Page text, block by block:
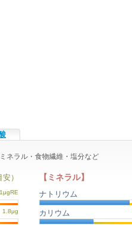
ネラル・食物繊維・塩分など
）
【ミネラル】
ナトリウム
カリウム